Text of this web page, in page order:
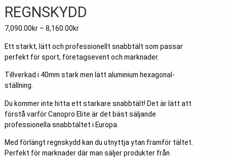
REGNSKYDD
7,090.00kr –8,160.00kr
Ett starkt, lätt och professionellt snabbtält som passar
perfekt för sport, företagsevent och marknader.
Tillverkad i 40mm stark men lätt aluminium hexagonal-
ställning.
Du kommer inte hitta ett starkare snabbtält! Det är lätt att
förstå varför Canopro Elite är det bäst säljande
professionella snabbtältet i Europa.
Med förlängt regnskydd kan du utnyttja ytan framför tältet.
Perfekt för marknader där man säljer produkter från